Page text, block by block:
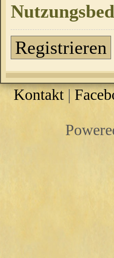
Registrieren
Kontakt |